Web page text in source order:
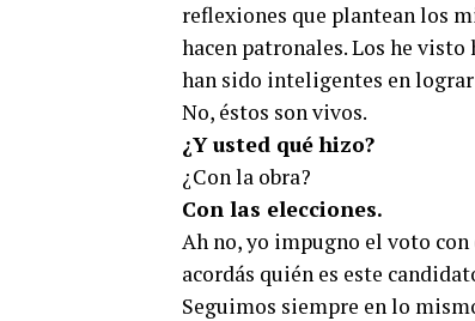
reflexiones que plantean los
hacen patronales. Los he visto
han sido inteligentes en lograr
No, éstos son vivos.
¿Y usted qué hizo?
¿Con la obra?
Con las elecciones.
Ah no, yo impugno el voto con
acordás quién es este
Seguimos siempre en lo